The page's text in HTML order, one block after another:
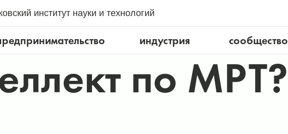
институт науки и технологий
индустрия сообщество
по МРТ?